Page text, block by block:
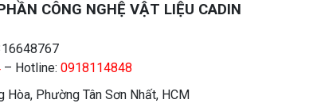
CÔNG NGHỆ VẬT LIỆU CADIN
– Hotline: 0918114848
Hòa, Phường Tân Sơn Nhất, HCM